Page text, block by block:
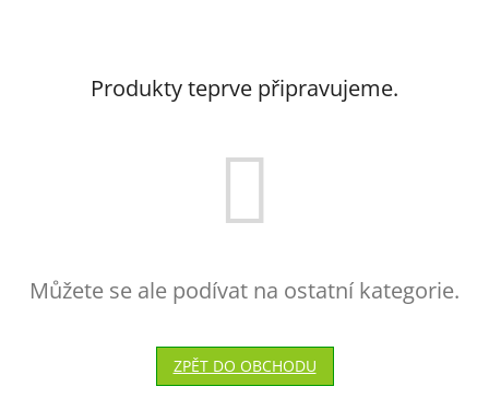
Produkty teprve připravujeme.
Můžete se ale podívat na ostatní kategorie.
ZPĚT DO OBCHODU